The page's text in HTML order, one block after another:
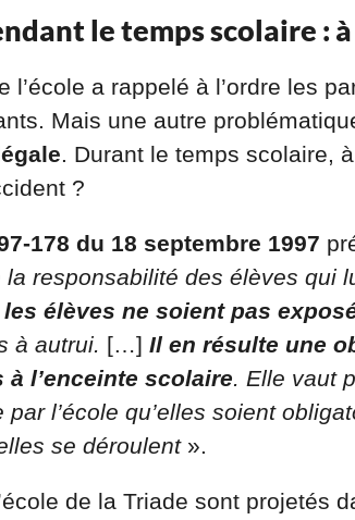
le temps scolaire :
l’école a rappelé à l’ordre les
Mais une autre
. Durant le temps scolaire,
?
178 du 18 septembre 1997
responsabilité des élèves qui
élèves ne soient pas
à autrui. […] Il en résulte une
l’enceinte scolaire. Elle vaut
l’école qu’elles soient
se déroulent».
de la Triade sont projetés